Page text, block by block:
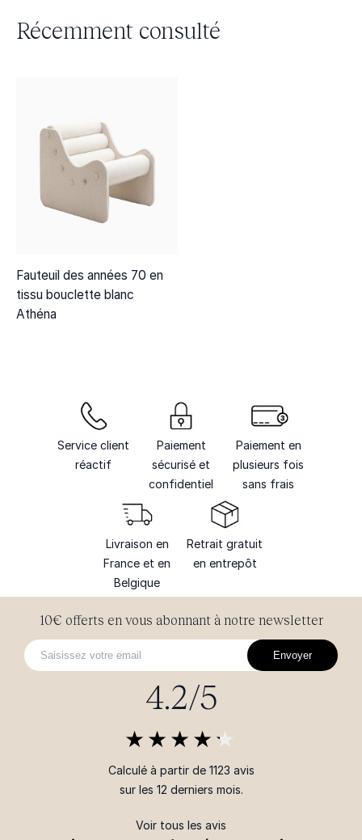
Récemment consulté
Fauteuil des années 70 en
tissu bouclette blanc
Athéna
Service client
réactif
Paiement
sécurisé et
confidentiel
Paiement en
plusieurs fois
sans frais
Livraison en
France et en
Belgique
Retrait gratuit
en entrepôt
10€ offerts en vous abonnant à notre newsletter
Envoyer
4.2/5
Calculé à partir de 1123 avis
sur les 12 derniers mois.
Voir tous les avis